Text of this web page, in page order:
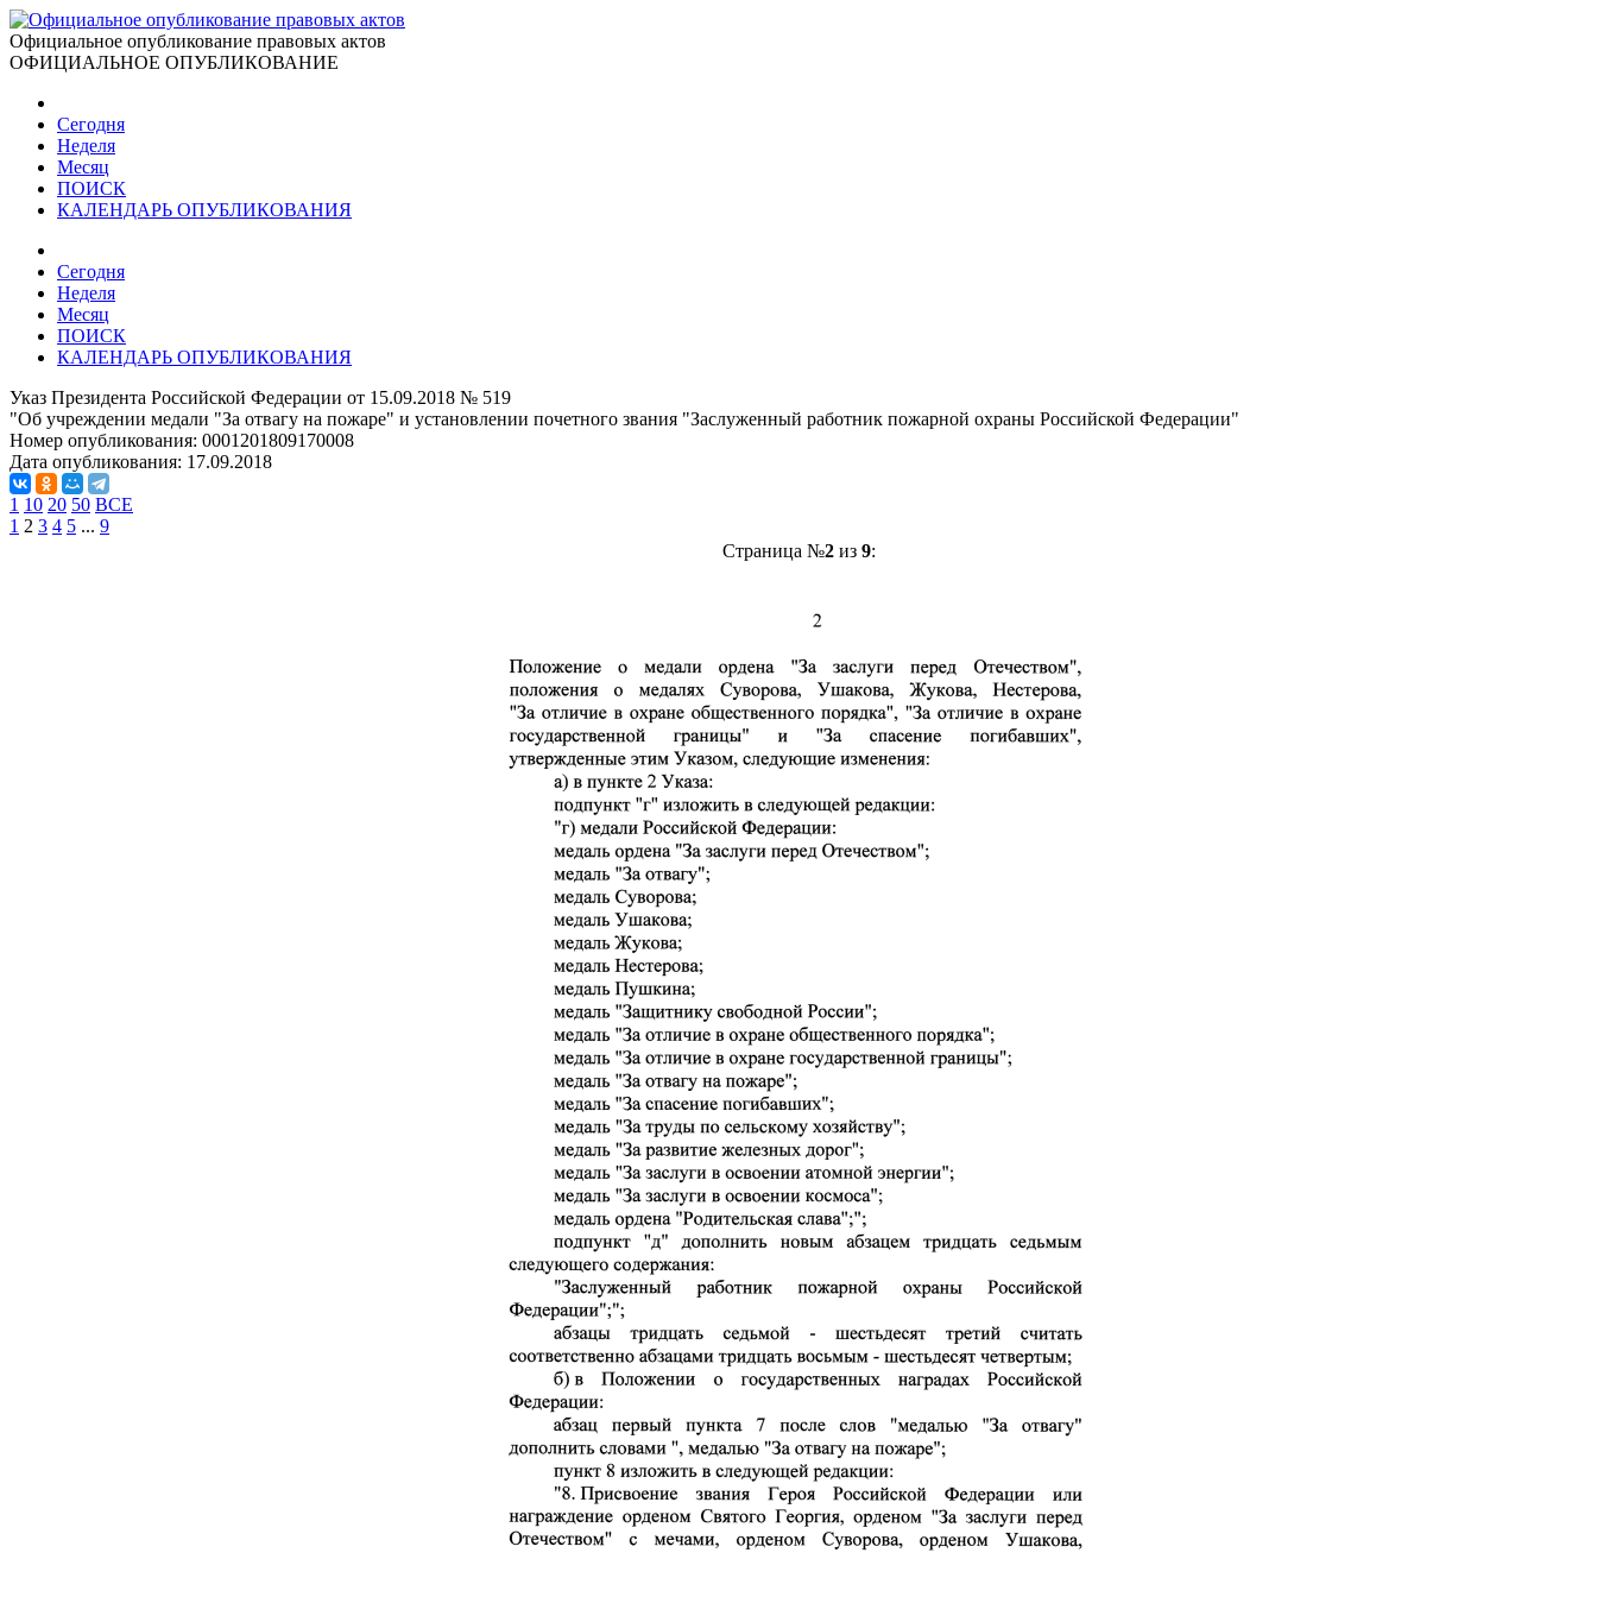
Официальное опубликование правовых актов
ОФИЦИАЛЬНОЕ ОПУБЛИКОВАНИЕ
Сегодня
Неделя
Месяц
ПОИСК
КАЛЕНДАРЬ ОПУБЛИКОВАНИЯ
Сегодня
Неделя
Месяц
ПОИСК
КАЛЕНДАРЬ ОПУБЛИКОВАНИЯ
Указ Президента Российской Федерации от 15.09.2018 № 519
"Об учреждении медали "За отвагу на пожаре" и установлении почетного звания "Заслуженный работник пожарной охраны Российской Федерации"
Номер опубликования: 0001201809170008
Дата опубликования: 17.09.2018
1 10 20 50 ВСЕ
1 2 3 4 5 ... 9
Страница №2из 9: